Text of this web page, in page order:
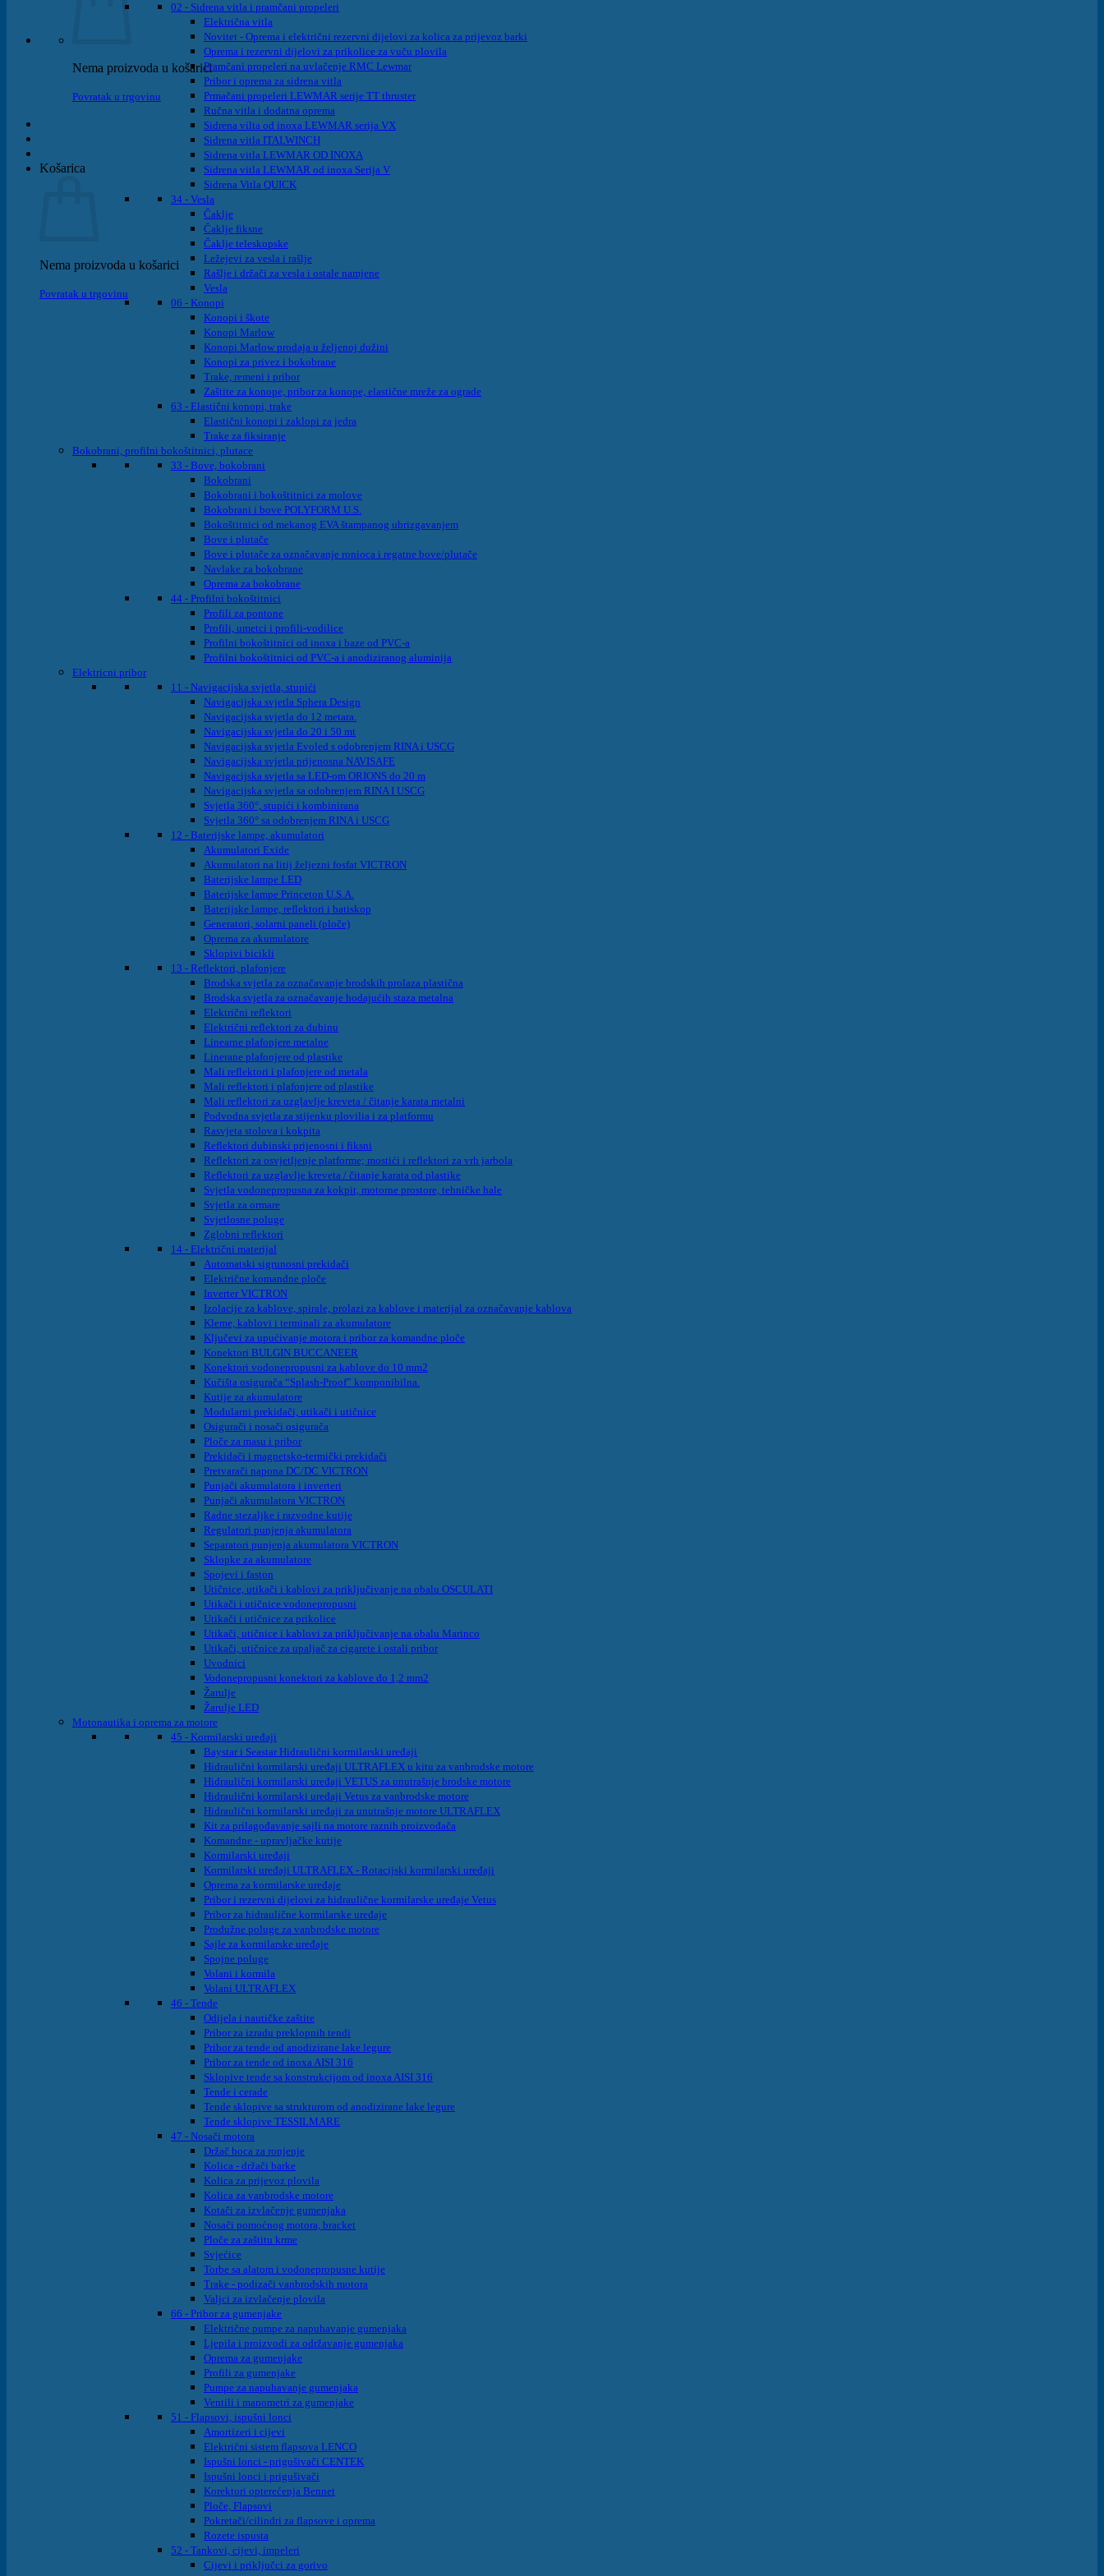
Nema proizvoda u košarici
Povratak u trgovinu
Košarica
Nema proizvoda u košarici
Povratak u trgovinu
02 - Sidrena vitla i pramčani propeleri
Električna vitla
Novitet - Oprema i električni rezervni dijelovi za kolica za prijevoz barki
Oprema i rezervni dijelovi za prikolice za vuču plovila
Pramčani propeleri na uvlačenje RMC Lewmar
Pribor i oprema za sidrena vitla
Prmačani propeleri LEWMAR serije TT thruster
Ručna vitla i dodatna oprema
Sidrena vilta od inoxa LEWMAR serija VX
Sidrena vitla ITALWINCH
Sidrena vitla LEWMAR OD INOXA
Sidrena vitla LEWMAR od inoxa Serija V
Sidrena Vitla QUICK
34 - Vesla
Čaklje
Čaklje fiksne
Čaklje teleskopske
Ležejevi za vesla i rašlje
Rašlje i držači za vesla i ostale namjene
Vesla
06 - Konopi
Konopi i škote
Konopi Marlow
Konopi Marlow prodaja u željenoj dužini
Konopi za privez i bokobrane
Trake, remeni i pribor
Zaštite za konope, pribor za konope, elastične mreže za ograde
63 - Elastični konopi, trake
Elastični konopi i zaklopi za jedra
Trake za fiksiranje
Bokobrani, profilni bokoštitnici, plutace
33 - Bove, bokobrani
Bokobrani
Bokobrani i bokoštitnici za molove
Bokobrani i bove POLYFORM U.S.
Bokoštitnici od mekanog EVA štampanog ubrizgavanjem
Bove i plutače
Bove i plutače za označavanje ronioca i regatne bove/plutače
Navlake za bokobrane
Oprema za bokobrane
44 - Profilni bokoštitnici
Profili za pontone
Profili, umetci i profili-vodilice
Profilni bokoštitnici od inoxa i baze od PVC-a
Profilni bokoštitnici od PVC-a i anodiziranog aluminija
Elektricni pribor
11 - Navigacijska svjetla, stupići
Navigacijska svjetla Sphera Design
Navigacijska svjetla do 12 metara.
Navigacijska svjetla do 20 i 50 mt
Navigacijska svjetla Evoled s odobrenjem RINA i USCG
Navigacijska svjetla prijenosna NAVISAFE
Navigacijska svjetla sa LED-om ORIONS do 20 m
Navigacijska svjetla sa odobrenjem RINA I USCG
Svjetla 360°, stupići i kombinirana
Svjetla 360° sa odobrenjem RINA i USCG
12 - Baterijske lampe, akumulatori
Akumulatori Exide
Akumulatori na litij željezni fosfat VICTRON
Baterijske lampe LED
Baterijske lampe Princeton U.S.A.
Baterijske lampe, reflektori i batiskop
Generatori, solarni paneli (ploče)
Oprema za akumulatore
Sklopivi bicikli
13 - Reflektori, plafonjere
Brodska svjetla za označavanje brodskih prolaza plastična
Brodska svjetla za označavanje hodajućih staza metalna
Električni reflektori
Električni reflektori za dubinu
Linearne plafonjere metalne
Linerane plafonjere od plastike
Mali reflektori i plafonjere od metala
Mali reflektori i plafonjere od plastike
Mali reflektori za uzglavlje kreveta / čitanje karata metalni
Podvodna svjetla za stijenku plovilia i za platformu
Rasvjeta stolova i kokpita
Reflektori dubinski prijenosni i fiksni
Reflektori za osvjetljenje platforme; mostići i reflektori za vrh jarbola
Reflektori za uzglavlje kreveta / čitanje karata od plastike
Svjetla vodonepropusna za kokpit, motorne prostore, tehničke hale
Svjetla za ormare
Svjetlosne poluge
Zglobni reflektori
14 - Električni materijal
Automatski sigrunosni prekidači
Električne komandne ploče
Inverter VICTRON
Izolacije za kablove, spirale, prolazi za kablove i materijal za označavanje kablova
Kleme, kablovi i terminali za akumulatore
Ključevi za upućivanje motora i pribor za komandne ploče
Konektori BULGIN BUCCANEER
Konektori vodonepropusni za kablove do 10 mm2
Kučišta osigurača “Splash-Proof” komponibilna.
Kutije za akumulatore
Modularni prekidači, utikači i utičnice
Osigurači i nosači osigurača
Ploče za masu i pribor
Prekidači i magnetsko-termički prekidači
Pretvarači napona DC/DC VICTRON
Punjači akumulatora i inverteri
Punjači akumulatora VICTRON
Radne stezaljke i razvodne kutije
Regulatori punjenja akumulatora
Separatori punjenja akumulatora VICTRON
Sklopke za akumulatore
Spojevi i faston
Utičnice, utikači i kablovi za priključivanje na obalu OSCULATI
Utikači i utičnice vodonepropusni
Utikači i utičnice za prikolice
Utikači, utičnice i kablovi za priključivanje na obalu Marinco
Utikači, utičnice za upaljač za cigarete i ostali pribor
Uvodnici
Vodonepropusni konektori za kablove do 1,2 mm2
Žarulje
Žarulje LED
Motonautika i oprema za motore
45 - Kormilarski uređaji
Baystar i Seastar Hidraulični kormilarski uređaji
Hidraulični kormilarski uređaji ULTRAFLEX u kitu za vanbrodske motore
Hidraulični kormilarski uređaji VETUS za unutrašnje brodske motore
Hidraulični kormilarski uređaji Vetus za vanbrodske motore
Hidraulični kormilarski uređaji za unutrašnje motore ULTRAFLEX
Kit za prilagođavanje sajli na motore raznih proizvođača
Komandne - upravljačke kutije
Kormilarski uređaji
Kormilarski uređaji ULTRAFLEX - Rotacijski kormilarski uređaji
Oprema za kormilarske uređaje
Pribor i rezervni dijelovi za hidraulične kormilarske uređaje Vetus
Pribor za hidraulične kormilarske uređaje
Produžne poluge za vanbrodske motore
Sajle za kormilarske uređaje
Spojne poluge
Volani i kormila
Volani ULTRAFLEX
46 - Tende
Odijela i nautičke zaštite
Pribor za izradu preklopnih tendi
Pribor za tende od anodizirane lake legure
Pribor za tende od inoxa AISI 316
Sklopive tende sa konstrukcijom od inoxa AISI 316
Tende i cerade
Tende sklopive sa strukturom od anodizirane lake legure
Tende sklopive TESSILMARE
47 - Nosači motora
Držač boca za ronjenje
Kolica - držači barke
Kolica za prijevoz plovila
Kolica za vanbrodske motore
Kotači za izvlačenje gumenjaka
Nosači pomoćnog motora, bracket
Ploče za zaštitu krme
Svjećice
Torbe sa alatom i vodonepropusne kutije
Trake - podizači vanbrodskih motora
Valjci za izvlačenje plovila
66 - Pribor za gumenjake
Električne pumpe za napuhavanje gumenjaka
Ljepila i proizvodi za održavanje gumenjaka
Oprema za gumenjake
Profili za gumenjake
Pumpe za napuhavanje gumenjaka
Ventili i manometri za gumenjake
51 - Flapsovi, ispušni lonci
Amortizeri i cijevi
Električni sistem flapsova LENCO
Ispušni lonci - prigušivači CENTEK
Ispušni lonci i prigušivači
Korektori opterećenja Bennet
Ploče, Flapsovi
Pokretači/cilindri za flapsove i oprema
Rozete ispusta
52 - Tankovi, cijevi, impeleri
Cijevi i priključci za gorivo